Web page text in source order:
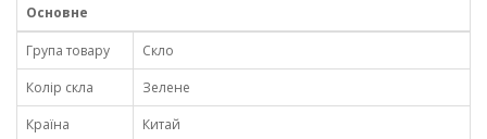
Основне
Група товару
Скло
Колір скла
Зелене
Країна
Китай